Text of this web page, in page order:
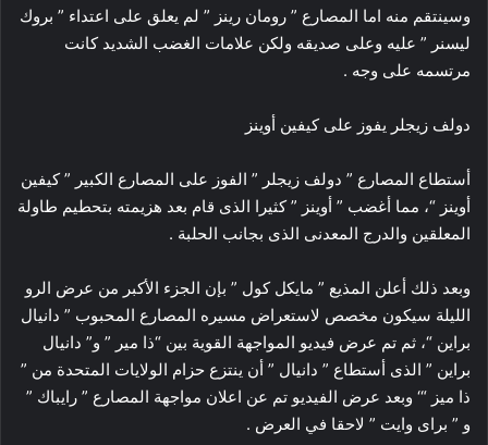
وسينتقم منه اما المصارع ” رومان رينز ” لم يعلق على اعتداء ” بروك
ليسنر ” عليه وعلى صديقه ولكن علامات الغضب الشديد كانت
مرتسمه على وجه .
دولف زيجلر يفوز على كيفين أوينز
أستطاع المصارع ” دولف زيجلر ” الفوز على المصارع الكبير ” كيفين
أوينز “، مما أغضب ” أوينز ” كثيرا الذى قام بعد هزيمته بتحطيم طاولة
المعلقين والدرج المعدنى الذى بجانب الحلبة .
وبعد ذلك أعلن المذيع ” مايكل كول ” بإن الجزء الأكبر من عرض الرو
الليلة سيكون مخصص لاستعراض مسيره المصارع المحبوب ” دانيال
براين “، ثم تم عرض فيديو المواجهة القوية بين “ذا مير ” و” دانيال
براين ” الذى أستطاع ” دانيال ” أن ينتزع حزام الولايات المتحدة من ”
ذا ميز “‘ وبعد عرض الفيديو تم عن اعلان مواجهة المصارع ” رايباك ”
و ” براى وايت ” لاحقا في العرض .